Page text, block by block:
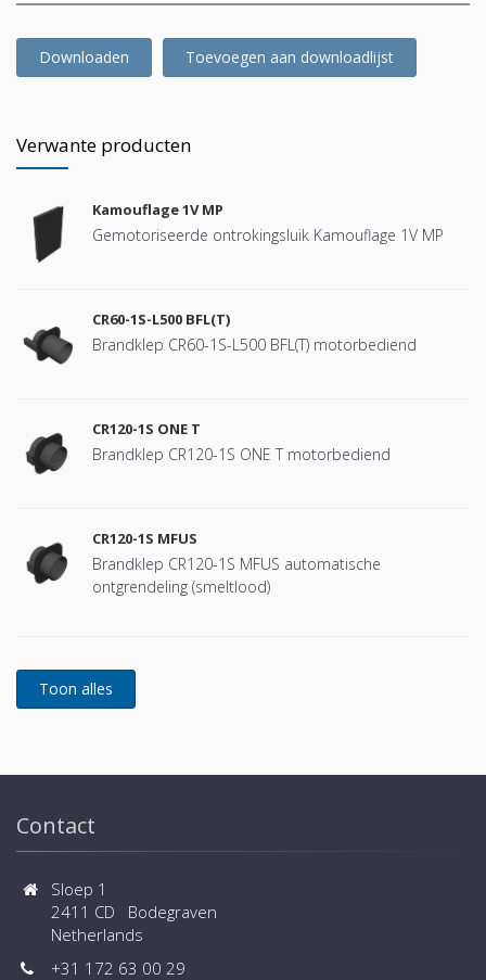
Downloaden Toevoegen aan downloadlijst
Verwante producten
Kamouflage 1V MP
Gemotoriseerde ontrokingsluik Kamouflage 1V MP
CR60-1S-L500 BFL(T)
Brandklep CR60-1S-L500 BFL(T) motorbediend
CR120-1S ONE T
Brandklep CR120-1S ONE T motorbediend
CR120-1S MFUS
Brandklep CR120-1S MFUS automatische
ontgrendeling (smeltlood)
Contact
Sloep 1
2411 CD Bodegraven
Netherlands
+31 172 63 00 29